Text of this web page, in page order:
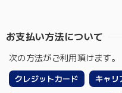
お支払い方法について
次の方法がご利用頂けます。
クレジットカード キャリ